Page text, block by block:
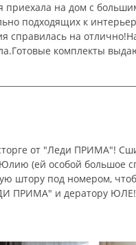
на дом с
подходящих к
справилась на
комплекты
от "Леди ПРИМА"!
(ей особой большое
штору под номером,
ПРИМА" и дератору